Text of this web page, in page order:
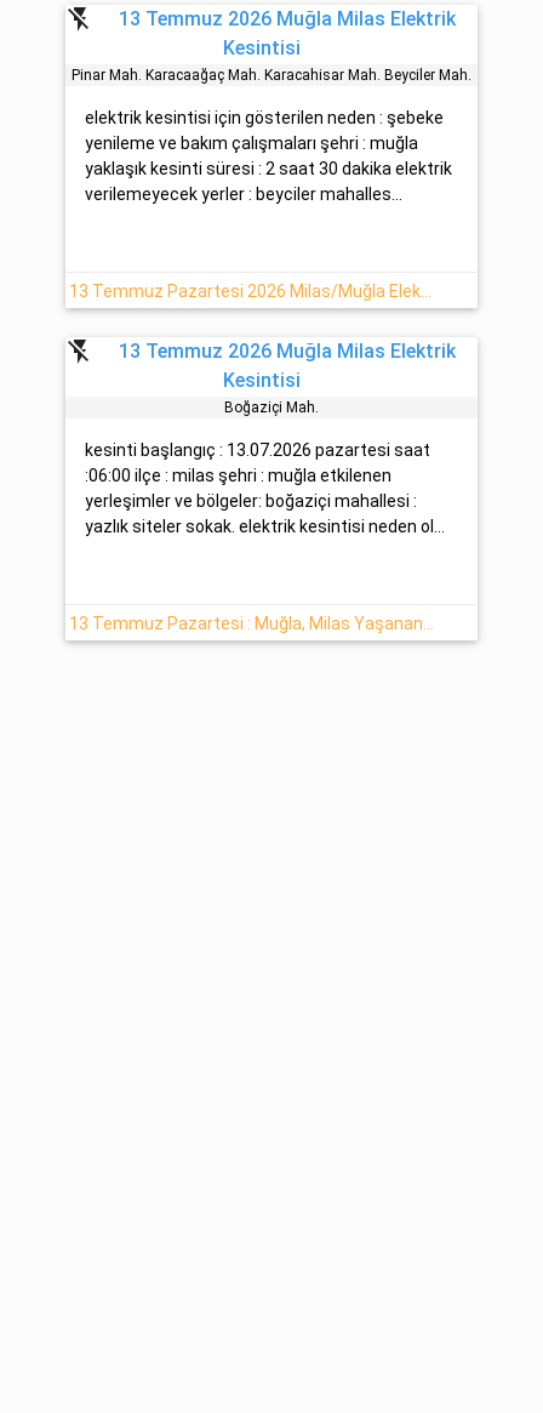
flash_off
13 Temmuz 2026 Muğla Milas Elektrik
Kesintisi
Pi̇nar Mah. Karacaağaç Mah. Karacahi̇sar Mah. Beyci̇ler Mah.
elektrik kesintisi için gösterilen neden : şebeke
yenileme ve bakım çalışmaları şehri : muğla
yaklaşık kesinti süresi : 2 saat 30 dakika elektrik
verilemeyecek yerler : beyciler mahalles...
13 Temmuz Pazartesi 2026 Milas/Muğla Elektrik Arızası Hakkında Detaylar
flash_off
13 Temmuz 2026 Muğla Milas Elektrik
Kesintisi
Boğazi̇çi̇ Mah.
kesinti başlangıç : 13.07.2026 pazartesi saat
:06:00 ilçe : milas şehri : muğla etkilenen
yerleşimler ve bölgeler: boğaziçi mahallesi :
yazlık siteler sokak. elektrik kesintisi neden ol...